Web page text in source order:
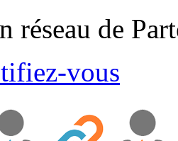
réseau de
vous